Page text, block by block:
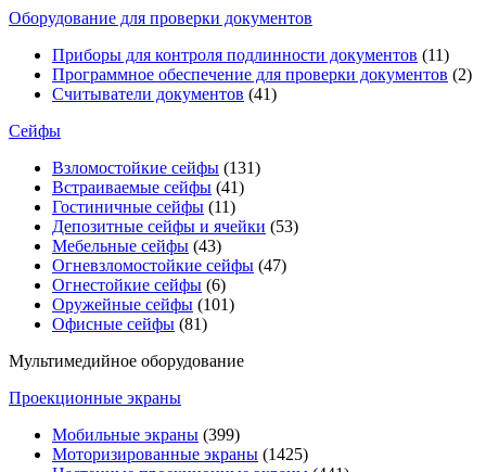
Оборудование для проверки документов
Приборы для контроля подлинности документов (11)
Программное обеспечение для проверки документов (2)
Считыватели документов (41)
Сейфы
Взломостойкие сейфы (131)
Встраиваемые сейфы (41)
Гостиничные сейфы (11)
Депозитные сейфы и ячейки (53)
Мебельные сейфы (43)
Огневзломостойкие сейфы (47)
Огнестойкие сейфы (6)
Оружейные сейфы (101)
Офисные сейфы (81)
Мультимедийное оборудование
Проекционные экраны
Мобильные экраны (399)
Моторизированные экраны (1425)